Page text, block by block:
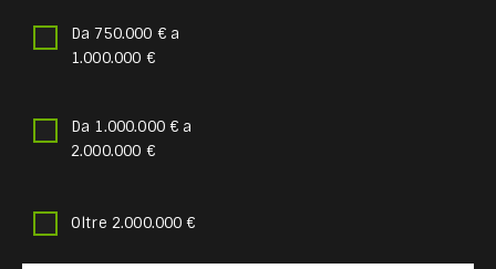
Da 750.000 € a
1.000.000 €
Da 1.000.000 € a
2.000.000 €
Oltre 2.000.000 €